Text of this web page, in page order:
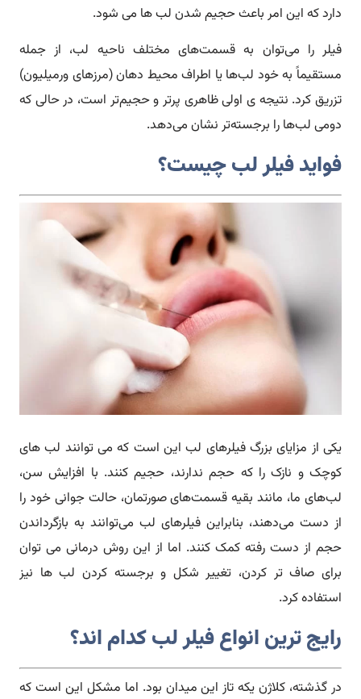
دارد که این امر باعث حجیم شدن لب ها می شود.
فیلر را می‌توان به قسمت‌های مختلف ناحیه لب، از جمله
مستقیماً به خود لب‌ها یا اطراف محیط دهان (مرزهای ورمیلیون)
تزریق کرد. نتیجه ی اولی ظاهری پرتر و حجیم‌تر است، در حالی که
دومی لب‌ها را برجسته‌تر نشان می‌دهد.
فواید فیلر لب چیست؟
یکی از مزایای بزرگ فیلرهای لب این است که می توانند لب های
کوچک و نازک را که حجم ندارند، حجیم کنند. با افزایش سن،
لب‌های ما، مانند بقیه قسمت‌های صورتمان، حالت جوانی خود را
از دست می‌دهند، بنابراین فیلر‌های لب می‌توانند به بازگرداندن
حجم از دست رفته کمک کنند. اما از این روش درمانی می توان
برای صاف تر کردن، تغییر شکل و برجسته کردن لب ها نیز
استفاده کرد.
رایج ترین انواع فیلر لب کدام اند؟
در گذشته، کلاژن یکه تاز این میدان بود. اما مشکل این است که